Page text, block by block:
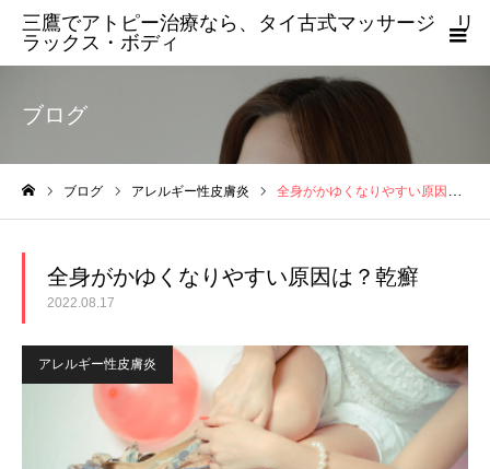
三鷹でアトピー治療なら、タイ古式マッサージ リ
ラックス・ボディ
ブログ
ブログ アレルギー性皮膚炎 全身がかゆくなりやすい原因は？乾癬
全身がかゆくなりやすい原因は？乾癬
2022.08.17
アレルギー性皮膚炎